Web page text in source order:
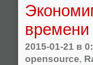
времени
2015-01-21 в
opensource,